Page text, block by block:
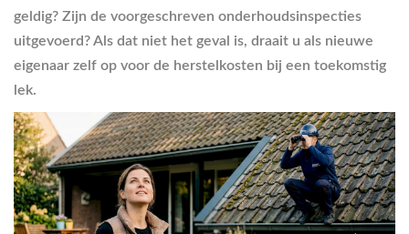
geldig? Zijn de voorgeschreven onderhoudsinspecties
uitgevoerd? Als dat niet het geval is, draait u als nieuwe
eigenaar zelf op voor de herstelkosten bij een toekomstig
lek.